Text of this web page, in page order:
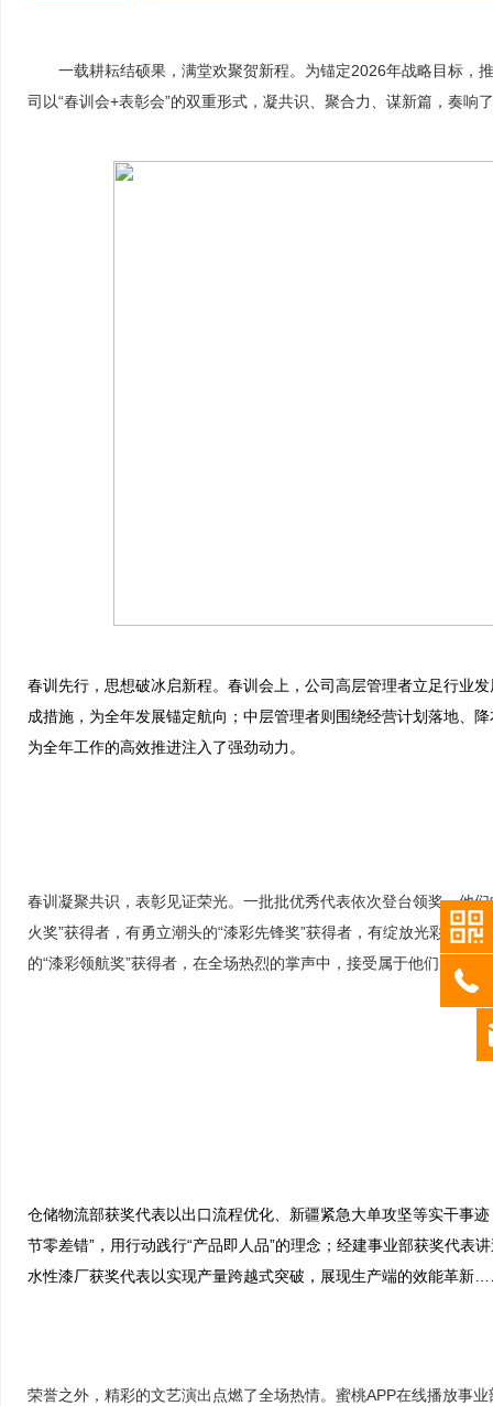
一载耕耘结硕果，满堂欢聚贺新程。为锚定2026年战略目标，
司以“春训会+表彰会”的双重形式，凝共识、聚合力、谋新篇，奏响
春训先行，思想破冰启新程。春训会上，公司高层管理者立足行业
成措施，为全年发展锚定航向；中层管理者则围绕经营计划落地、
为全年工作的高效推进注入了强劲动力。
春训凝聚共识，表彰见证荣光。一批批优秀代表依次登台领奖，他
火奖”获得者，有勇立潮头的“漆彩先锋奖”获得者，有绽放光彩的“
的“漆彩领航奖”获得者，在全场热烈的掌声中，接受属于他们的荣誉
仓储物流部获奖代表以出口流程优化、新疆紧急大单攻坚等实干事
节零差错”，用行动践行“产品即人品”的理念；经建事业部获奖代表
水性漆厂获奖代表以实现产量跨越式突破，展现生产端的效能革
荣誉之外，精彩的文艺演出点燃了全场热情。蜜桃APP在线播放事